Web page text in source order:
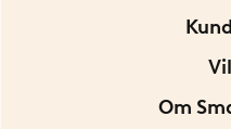
För
Frakt
Om